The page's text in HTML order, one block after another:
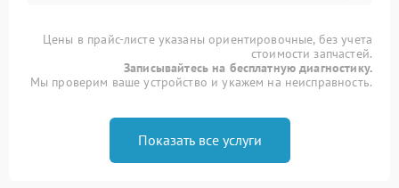
Цены в прайс-листе указаны ориентировочные, без учета
стоимости запчастей.
Записывайтесь на бесплатную диагностику.
Мы проверим ваше устройство и укажем на неисправность.
Показать все услуги